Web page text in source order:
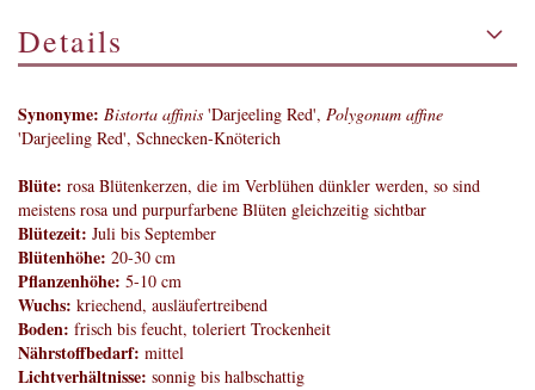
Details
Synonyme: Bistorta affinis 'Darjeeling Red', Polygonum affine
'Darjeeling Red', Schnecken-Knöterich
Blüte: rosa Blütenkerzen, die im Verblühen dünkler werden, so sind
meistens rosa und purpurfarbene Blüten gleichzeitig sichtbar
Blütezeit: Juli bis September
Blütenhöhe: 20-30 cm
Pflanzenhöhe: 5-10 cm
Wuchs: kriechend, ausläufertreibend
Boden: frisch bis feucht, toleriert Trockenheit
Nährstoffbedarf: mittel
Lichtverhältnisse: sonnig bis halbschattig